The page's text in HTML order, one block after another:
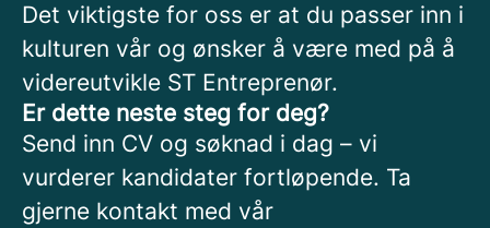
Det viktigste for oss er at du passer inn i
kulturen vår og ønsker å være med på å
videreutvikle ST Entreprenør.
Er dette neste steg for deg?
Send inn CV og søknad i dag – vi
vurderer kandidater fortløpende. Ta
gjerne kontakt med vår